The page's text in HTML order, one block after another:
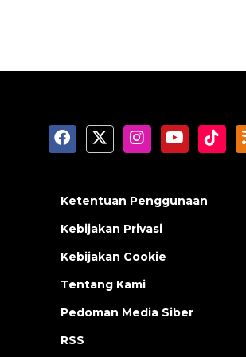
Ketentuan Penggunaan
Kebijakan Privasi
Kebijakan Cookie
Tentang Kami
Pedoman Media Siber
RSS